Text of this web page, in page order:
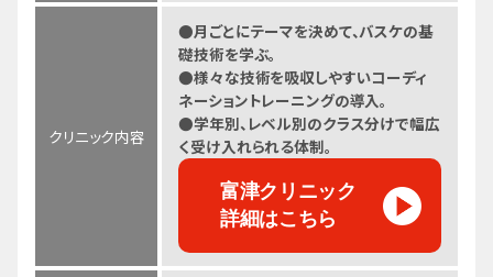
クリニック内容
●月ごとにテーマを決めて、バスケの基
礎技術を学ぶ。
●様々な技術を吸収しやすいコーディ
ネーショントレーニングの導入。
●学年別、レベル別のクラス分けで幅広
く受け入れられる体制。
富津クリニック
詳細はこちら